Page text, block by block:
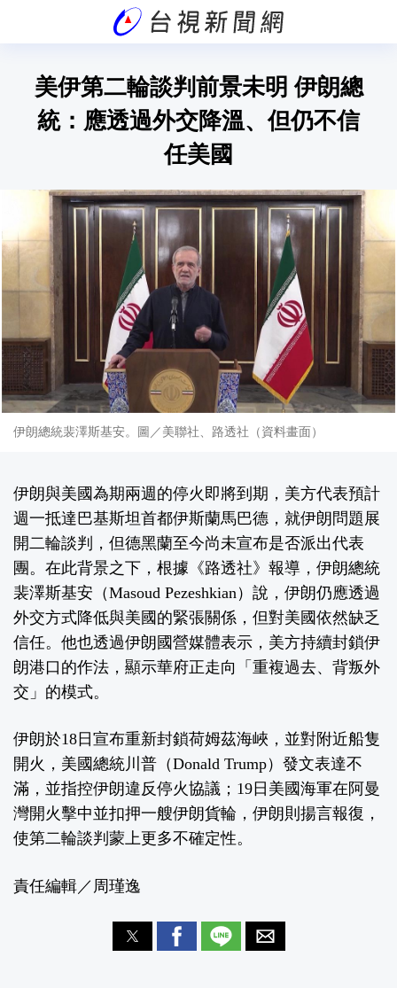
美伊第二輪談判前景未明 伊朗總
統：應透過外交降溫、但仍不信
任美國
伊朗總統裴澤斯基安。圖／美聯社、路透社（資料畫面）
伊朗與美國為期兩週的停火即將到期，美方代表預計
週一抵達巴基斯坦首都伊斯蘭馬巴德，就伊朗問題展
開二輪談判，但德黑蘭至今尚未宣布是否派出代表
團。在此背景之下，根據 《路透社》 報導，伊朗總統
裴澤斯基安（Masoud Pezeshkian）說，伊朗仍應透過
外交方式降低與美國的緊張關係，但對美國依然缺乏
信任。他也透過伊朗國營媒體表示，美方持續封鎖伊
朗港口的作法，顯示華府正走向「重複過去、背叛外
交」的模式。
伊朗於18日宣布重新封鎖荷姆茲海峽，並對附近船隻
開火，美國總統川普（Donald Trump）發文表達不
滿，並指控伊朗違反停火協議；19日美國海軍在阿曼
灣開火擊中並扣押一艘伊朗貨輪，伊朗則揚言報復，
使第二輪談判蒙上更多不確定性。
責任編輯／周瑾逸